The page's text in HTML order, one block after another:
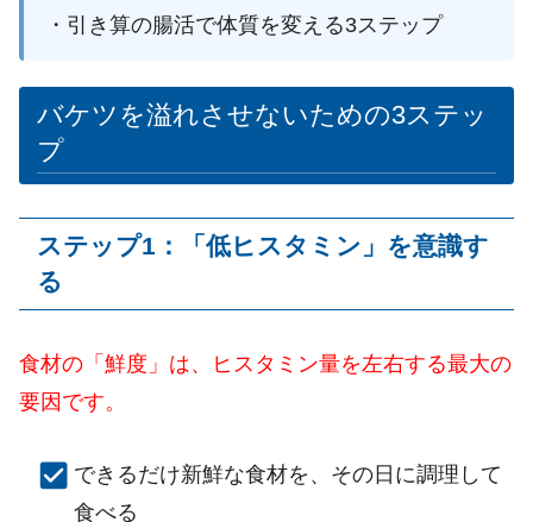
・引き算の腸活で体質を変える3ステップ
バケツを溢れさせないための3ステッ
プ
ステップ1：「低ヒスタミン」を意識す
る
食材の「鮮度」は、ヒスタミン量を左右する最大の
要因です。
できるだけ新鮮な食材を、その日に調理して
食べる